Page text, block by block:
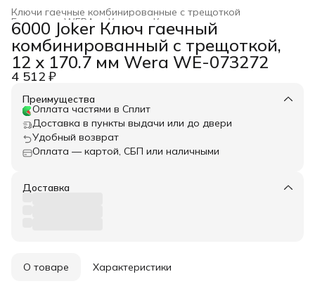
Ключи гаечные комбинированные с трещоткой
Ключи гаечные
Ключи
WERA ›
Главная ›
6000 Joker Ключ гаечный
комбинированный с трещоткой,
12 x 170.7 мм Wera WE-073272
4 512 ₽
Преимущества
Оплата частями в Сплит
Доставка в пункты выдачи или до двери
Удобный возврат
Оплата — картой, СБП или наличными
Доставка
О товаре Характеристики